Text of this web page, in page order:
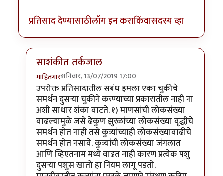
प्रतिसाद देण्यासाठीलॉग इन कराकिंवासदस्य व्हा
साशंकीत तर्कजाल
माहितगारशनिवार, 13/07/2019 17:00
In reply toआपल्या सर्व प्रतिसादांचा आणिby
उपरोक्त प्रतिसादातील सबंध इमला एका चुकीचे
समर्थन दुसर्‍या चुकीने करण्याच्या प्रकारातील नाही ना
अशी साधार शंका वाटते. १) माणसांची लोकसंख्या
वाढल्यामुळे जसे ढेकुण झुरळांच्या लोकसंख्या वृद्धीचे
समर्थन होत नाही तसे कुत्र्यांच्याही लोकसंख्यावाढीचे
समर्थन होत नसावे. कुत्र्यांची लोकसंख्या जंगलात
आणि व्हिएतनाम मध्ये वाढत नाही कारण प्रत्येक पशु
दुसर्‍या पशुस खातो हा नियम लागू पडतो.